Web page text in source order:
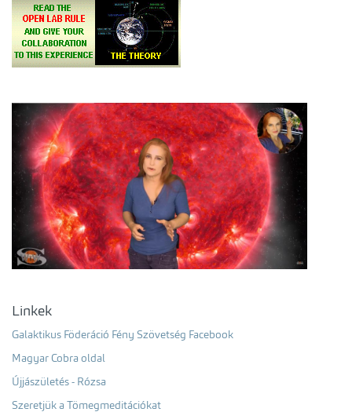
Linkek
Galaktikus Föderáció Fény Szövetség Facebook
Magyar Cobra oldal
Újjászületés - Rózsa
Szeretjük a Tömegmeditációkat